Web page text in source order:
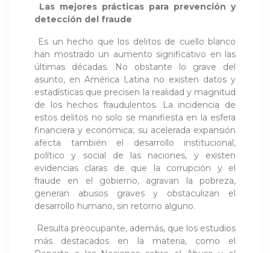
Las mejores prácticas para prevención y
detección del fraude
Es un hecho que los delitos de cuello blanco
han mostrado un aumento significativo en las
últimas décadas. No obstante lo grave del
asunto, en América Latina no existen datos y
estadísticas que precisen la realidad y magnitud
de los hechos fraudulentos. La incidencia de
estos delitos no solo se manifiesta en la esfera
financiera y económica; su acelerada expansión
afecta también el desarrollo institucional,
político y social de las naciones, y existen
evidencias claras de que la corrupción y el
fraude en el gobierno, agravan la pobreza,
generan abusos graves y obstaculizan el
desarrollo humano, sin retorno alguno.
Resulta preocupante, además, que los estudios
más destacados en la materia, como el